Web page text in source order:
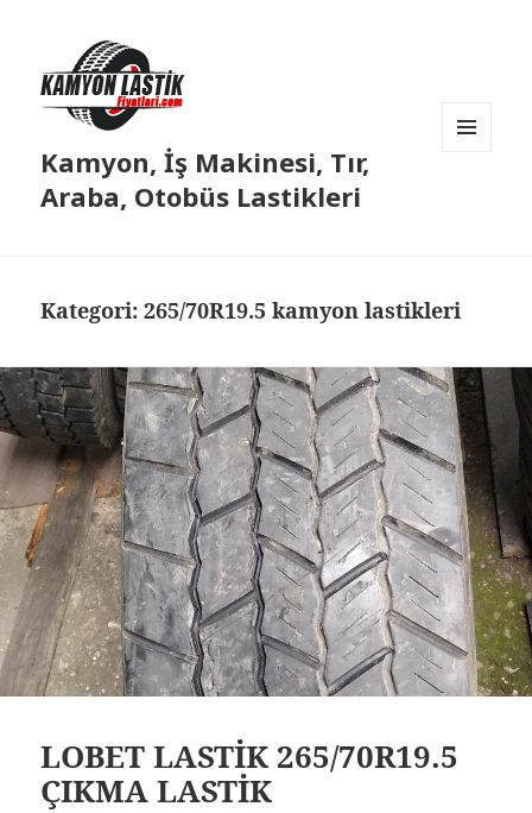
Kamyon, İş Makinesi, Tır,
Araba, Otobüs Lastikleri
Kategori:265/70R19.5 kamyon lastikleri
LOBET LASTİK 265/70R19.5
ÇIKMA LASTİK